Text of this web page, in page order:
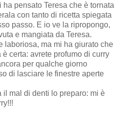
pensato Teresa che è tornata
con tanto di ricetta spiegata
passo. E io ve la ripropongo,
e mangiata da Teresa.
laboriosa, ma mi ha giurato che
certa: avrete profumo di curry
per qualche giorno
di lasciare le finestre aperte
mal di denti lo preparo: mi è